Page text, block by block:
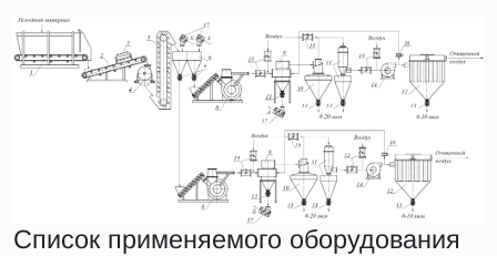
Список применяемого оборудования